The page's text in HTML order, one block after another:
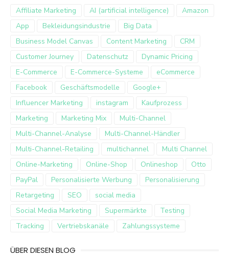
Affiliate Marketing AI (artificial intelligence)
Amazon
App
Bekleidungsindustrie
Big Data
Business Model Canvas
Content Marketing
CRM
Customer Journey
Datenschutz
Dynamic Pricing
E-Commerce
E-Commerce-Systeme
eCommerce
Facebook
Geschäftsmodelle
Google+
Influencer Marketing
instagram
Kaufprozess
Marketing
Marketing Mix
Multi-Channel
Multi-Channel-Analyse
Multi-Channel-Händler
Multi-Channel-Retailing
multichannel
Multi Channel
Online-Marketing
Online-Shop Onlineshop
Otto
PayPal
Personalisierte Werbung
Personalisierung
Retargeting
SEO
social media
Social Media Marketing
Supermärkte
Testing
Tracking
Vertriebskanäle Zahlungssysteme
ÜBER DIESEN BLOG